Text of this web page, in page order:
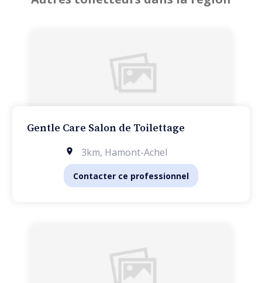
Gentle Care Salon de Toilettage
3km, Hamont-Achel
Contacter ce professionnel